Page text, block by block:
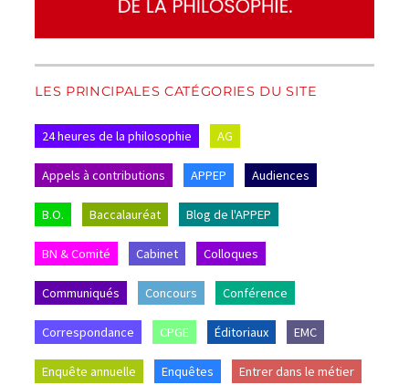
LES PRINCIPALES CATÉGORIES DU SITE
24 heures de la philosophie AG
Appels à contributions APPEP Audiences
B.O. Baccalauréat Blog de l'APPEP
BN & Comité Cabinet Colloques
Communiqués Concours Conférence
Correspondance CPGE Éditoriaux EMC
Enquête annuelle Enquêtes Entrer dans le métier